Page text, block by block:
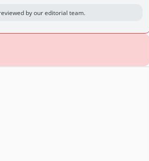
by our editorial team.